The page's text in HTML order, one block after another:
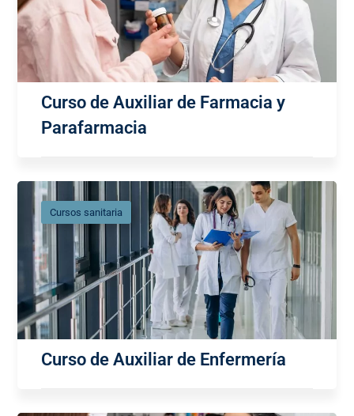
Curso de Auxiliar de Farmacia y
Parafarmacia
Cursos sanitaria
Curso de Auxiliar de Enfermería